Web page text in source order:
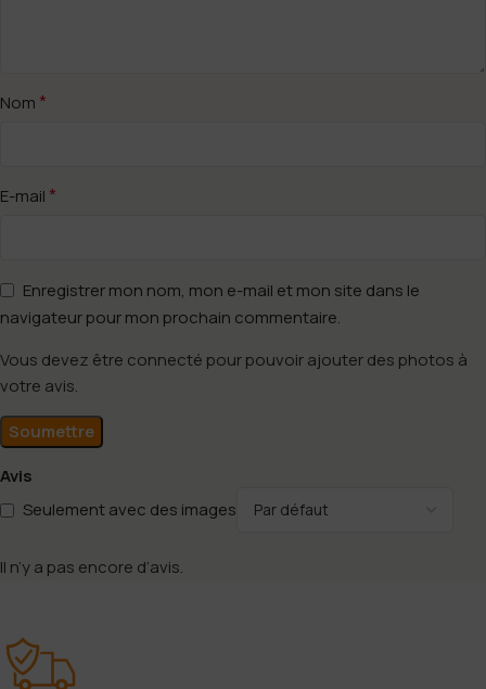
Avis
Seulement avec des images
Il n’y a pas encore d’avis.
Nom *
E-mail *
Enregistrer mon nom, mon e-mail et mon site dans le
navigateur pour mon prochain commentaire.
Vous devez être connecté pour pouvoir ajouter des photos à
votre avis.